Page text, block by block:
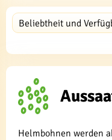
Helmbohnen werden